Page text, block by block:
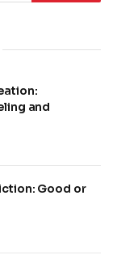
and
Good or